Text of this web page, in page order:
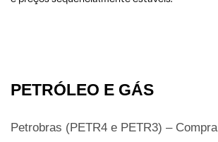
PETRÓLEO E GÁS
Petrobras (PETR4 e PETR3) – Compra